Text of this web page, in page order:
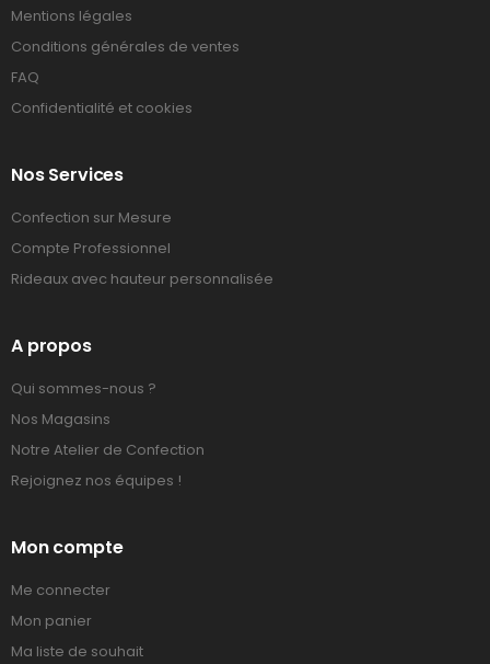
Mentions légales
Conditions générales de ventes
FAQ
Confidentialité et cookies
Nos Services
Confection sur Mesure
Compte Professionnel
Rideaux avec hauteur personnalisée
A propos
Qui sommes-nous ?
Nos Magasins
Notre Atelier de Confection
Rejoignez nos équipes !
Mon compte
Me connecter
Mon panier
Ma liste de souhait